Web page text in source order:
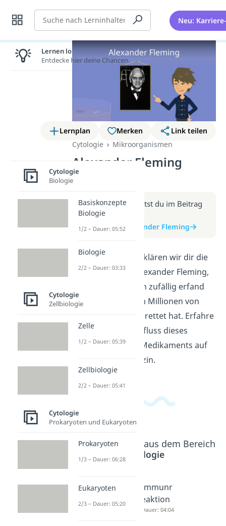
Suche Neu:
Lernplan Merken
Link teilen
Cytologie
Mikroorganismen
Alexander Fleming
(Video)
Weitere Infos erhältst du im Beitrag
zum Video
zum Beitrag: Alexander Fleming
In diesem Video erklären wir dir die
Entdeckung von Alexander Fleming,
wie er das Penicillin zufällig erfand
und wie es seitdem Millionen von
Menschenleben gerettet hat. Erfahre
mehr über den Einfluss dieses
bahnbrechenden Medikaments auf
die moderne Medizin.
Beliebte Inhalte aus dem Bereich
Cytologie
Viren
Aufbau
Unspezif
ische
Immunr
eaktion
Dauer: 04:04
Lernen lohnt sich!
Entdecke hier deine Chancen.
Cytologie
Biologie
Basiskonzepte
Biologie
1/2 – Dauer: 05:52
Biologie
2/2 – Dauer: 03:33
Cytologie
Zellbiologie
Zelle
1/2 – Dauer: 05:39
Zellbiologie
2/2 – Dauer: 05:41
Cytologie
Prokaryoten und Eukaryoten
Prokaryoten
1/3 – Dauer: 06:28
Eukaryoten
2/3 – Dauer: 05:20